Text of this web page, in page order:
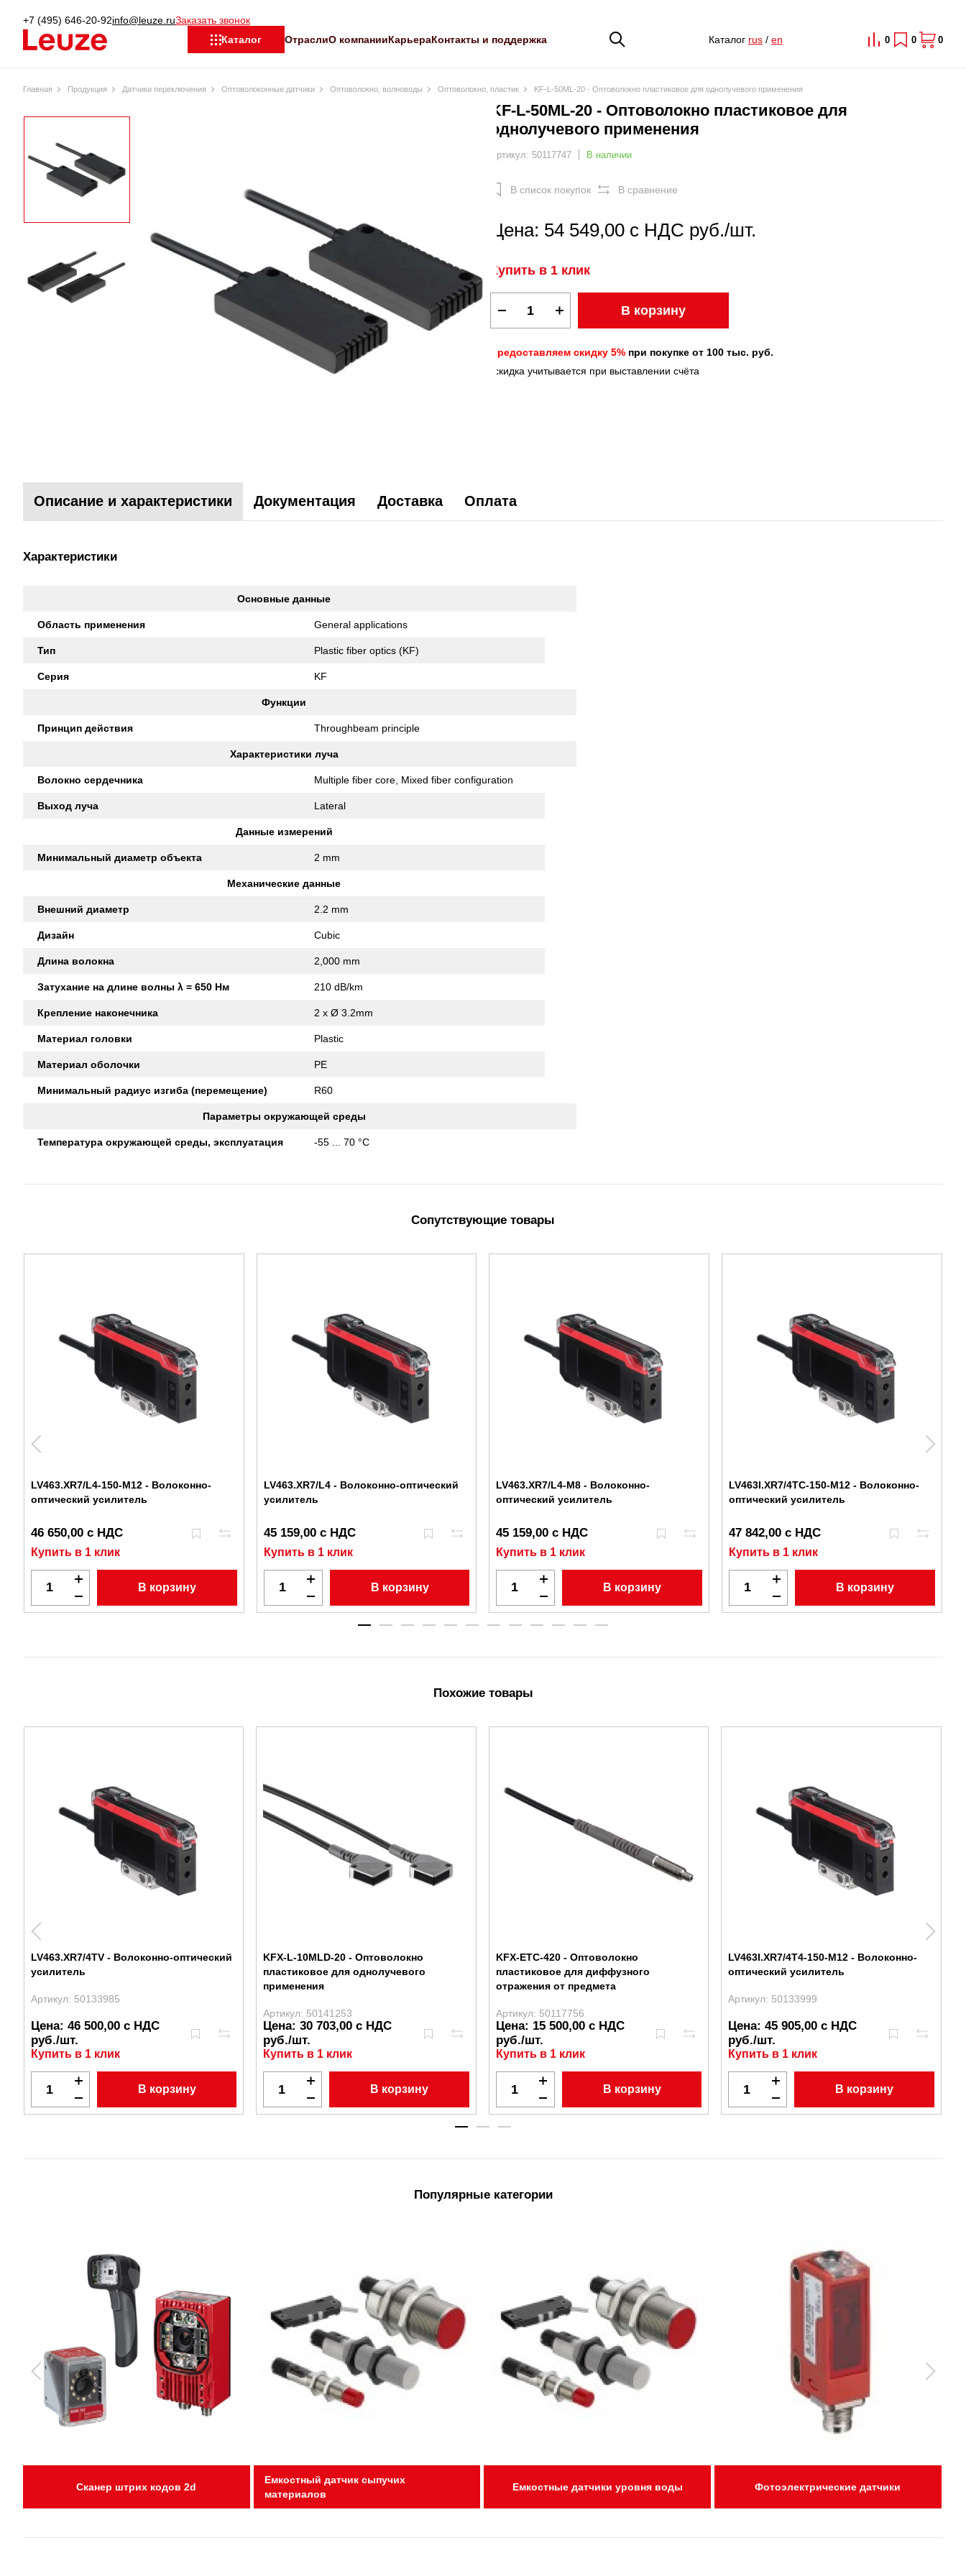
+7 (495) 646-20-92info@leuze.ruЗаказать звонок
Каталог
ОтраслиО компанииКарьераКонтакты и поддержка Каталог rus/ en 0 0 0
Главная Продукция Датчики переключения Оптоволоконные датчики Оптоволокно, волноводы Оптоволокно, пластик KF-L-50ML-20 - Оптоволокно пластиковое для однолучевого применения
KF-L-50ML-20 - Оптоволокно пластиковое для
однолучевого применения
Артикул: 50117747 В наличии
В список покупок В сравнение
Цена: 54 549,00 с НДС руб./шт.
Купить в 1 клик
В корзину
Предоставляем скидку 5% при покупке от 100 тыс. руб.
*скидка учитывается при выставлении счёта
Описание и характеристики Документация Доставка Оплата
Характеристики
Основные данные
Область применения General applications
Тип Plastic fiber optics (KF)
Серия KF
Функции
Принцип действия Throughbeam principle
Характеристики луча
Волокно сердечника Multiple fiber core, Mixed fiber configuration
Выход луча Lateral
Данные измерений
Минимальный диаметр объекта 2 mm
Механические данные
Внешний диаметр 2.2 mm
Дизайн Cubic
Длина волокна 2,000 mm
Затухание на длине волны λ = 650 Нм 210 dB/km
Крепление наконечника 2 x Ø 3.2mm
Материал головки Plastic
Материал оболочки PE
Минимальный радиус изгиба (перемещение) R60
Параметры окружающей среды
Температура окружающей среды, эксплуатация -55 ... 70 °C
Сопутствующие товары
LV463.XR7/L4-150-M12 - Волоконно-
оптический усилитель
46 650,00 с НДС
Купить в 1 клик
В корзину
LV463.XR7/L4 - Волоконно-оптический
усилитель
45 159,00 с НДС
Купить в 1 клик
В корзину
LV463.XR7/L4-M8 - Волоконно-
оптический усилитель
45 159,00 с НДС
Купить в 1 клик
В корзину
LV463I.XR7/4TC-150-M12 - Волоконно-
оптический усилитель
47 842,00 с НДС
Купить в 1 клик
В корзину
Похожие товары
LV463.XR7/4TV - Волоконно-оптический
усилитель
Артикул: 50133985
Цена: 46 500,00 с НДС
руб./шт.
Купить в 1 клик
В корзину
KFX-L-10MLD-20 - Оптоволокно
пластиковое для однолучевого
применения
Артикул: 50141253
Цена: 30 703,00 с НДС
руб./шт.
Купить в 1 клик
В корзину
KFX-ETC-420 - Оптоволокно
пластиковое для диффузного
отражения от предмета
Артикул: 50117756
Цена: 15 500,00 с НДС
руб./шт.
Купить в 1 клик
В корзину
LV463I.XR7/4T4-150-M12 - Волоконно-
оптический усилитель
Артикул: 50133999
Цена: 45 905,00 с НДС
руб./шт.
Купить в 1 клик
В корзину
Популярные категории
Сканер штрих кодов 2d
Емкостный датчик сыпучих
материалов
Емкостные датчики уровня воды Фотоэлектрические датчики